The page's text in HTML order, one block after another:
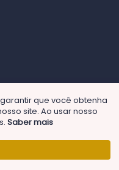
que você obtenha
site. Ao usar nosso
Saber mais
porKel Designs